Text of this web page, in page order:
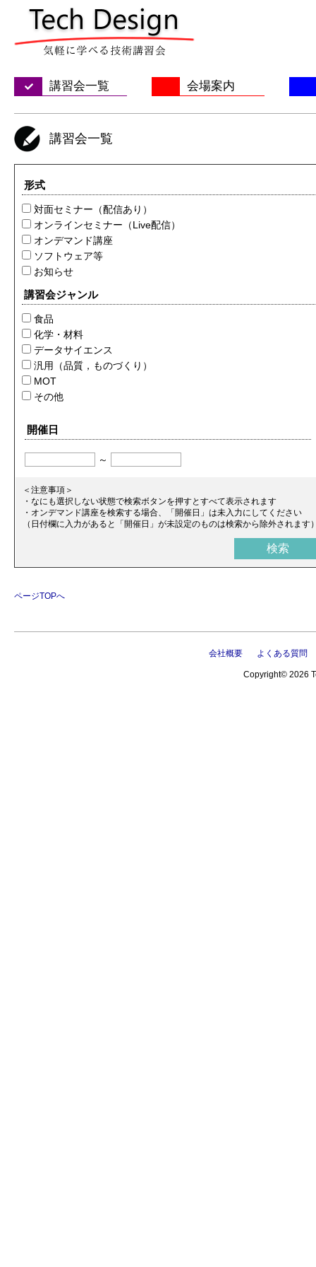
講習会一覧 会場案内
講習会一覧
形式
対面セミナー（配信あり）
オンラインセミナー（Live配信）
オンデマンド講座
ソフトウェア等
お知らせ
講習会ジャンル
食品
化学・材料
データサイエンス
汎用（品質，ものづくり）
MOT
その他
開催日
～
＜注意事項＞
・なにも選択しない状態で検索ボタンを押すとすべて表示されます
・オンデマンド講座を検索する場合、「開催日」は未入力にしてください
（日付欄に入力があると「開催日」が未設定のものは検索から除外されます
ページTOPへ
会社概要 よくある質問
Copyright© 2026